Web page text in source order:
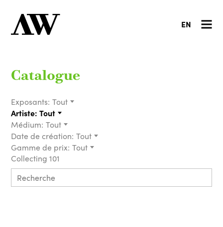
EN
Catalogue
Exposants: Tout
Artiste: Tout
Médium: Tout
Date de création: Tout
Gamme de prix: Tout
Collecting 101